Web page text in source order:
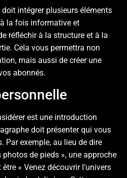
intégrer plusieurs éléments
la fois informative et
réfléchir à la structure et à la
Cela vous permettra non
mais aussi de créer une
abonnés.
est une introduction
doit présenter qui vous
Par exemple, au lieu de dire
de pieds », une approche
« Venez découvrir l’univers